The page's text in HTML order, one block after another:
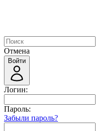
Отмена
Войти
Логин:
Пароль:
Забыли пароль?